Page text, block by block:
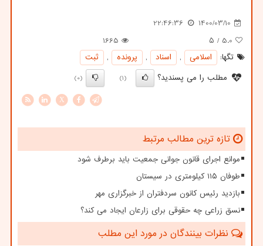
1400/03/10
22:46:36
5.0 / ۵
1665
تگها:
اسلامی , اسناد , پرونده ,
ثبت
مطلب را می پسندید؟
(1)
(0)
X
تازه ترین مطالب مرتبط
موانع اجرای قانون جوانی جمعیت باید برطرف شود
طوفان ۱۱۵ کیلومتری در سیستان
بازدید رئیس کانون سردفتران از خبرگزاری مهر
نسق زراعی چه حقوقی برای زارعان ایجاد می کند؟
نظرات بینندگان در مورد این مطلب